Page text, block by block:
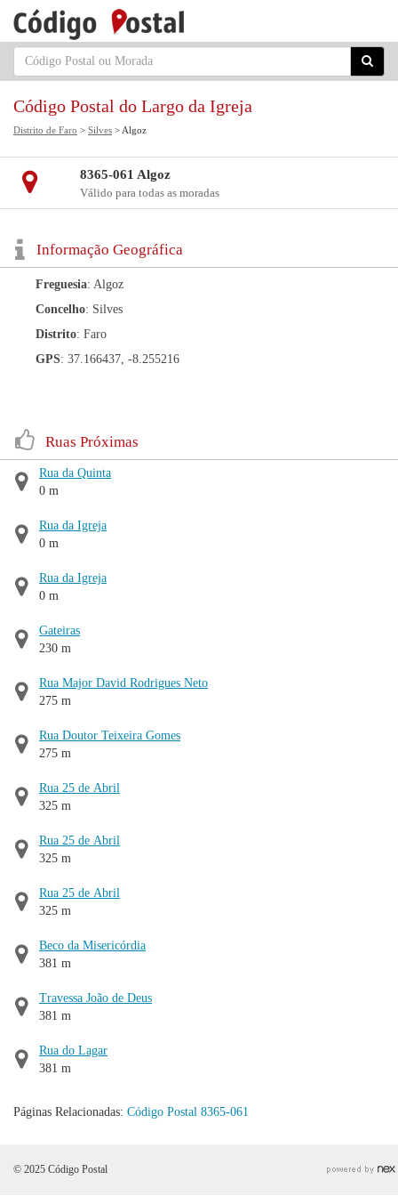
Código Postal do Largo da Igreja
Distrito de Faro > Silves > Algoz
8365-061 Algoz
Válido para todas as moradas
Informação Geográfica
Freguesia: Algoz
Concelho: Silves
Distrito: Faro
GPS: 37.166437, -8.255216
Ruas Próximas
Rua da Quinta
0 m
Rua da Igreja
0 m
Rua da Igreja
0 m
Gateiras
230 m
Rua Major David Rodrigues Neto
275 m
Rua Doutor Teixeira Gomes
275 m
Rua 25 de Abril
325 m
Rua 25 de Abril
325 m
Rua 25 de Abril
325 m
Beco da Misericórdia
381 m
Travessa João de Deus
381 m
Rua do Lagar
381 m
Páginas Relacionadas: Código Postal 8365-061
© 2025 Código Postal